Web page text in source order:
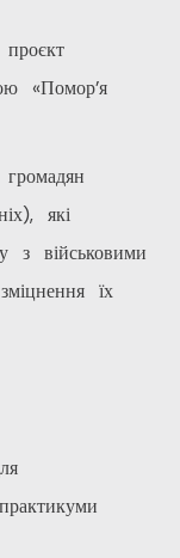
«Помор’я
які
з військовими
їх